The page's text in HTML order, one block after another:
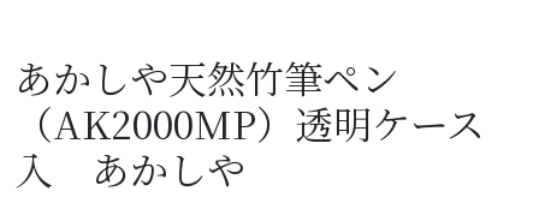
あかしや天然竹筆ペン
（AK2000MP）透明ケース
入 あかしや